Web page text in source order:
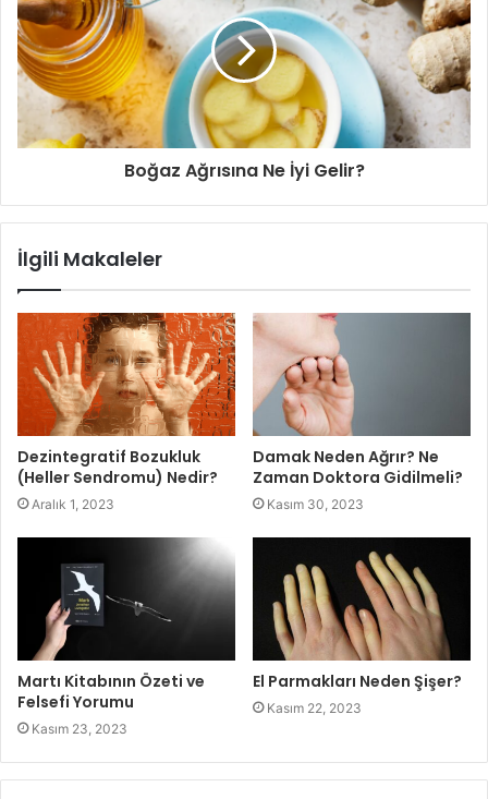
Boğaz Ağrısına Ne İyi Gelir?
İlgili Makaleler
Dezintegratif Bozukluk
(Heller Sendromu) Nedir?
Aralık 1, 2023
Damak Neden Ağrır? Ne
Zaman Doktora Gidilmeli?
Kasım 30, 2023
Martı Kitabının Özeti ve
Felsefi Yorumu
Kasım 23, 2023
El Parmakları Neden Şişer?
Kasım 22, 2023